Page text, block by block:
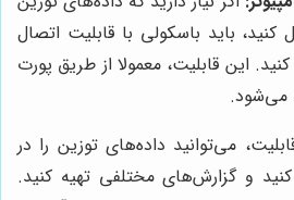
کنید، باید باسکولی با قابلیت اتصال
کنید. این قابلیت، معمولا از طریق پورت
می‌توانید داده‌های توزین را در
و گزارش‌های مختلفی تهیه کنید.